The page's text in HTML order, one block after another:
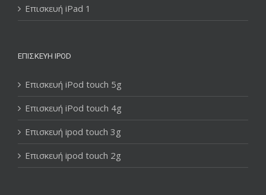
Επισκευή iPad 1
ΕΠΙΣΚΕΥΉ IPOD
Επισκευή iPod touch 5g
Επισκευή iPod touch 4g
Επισκευή ipod touch 3g
Επισκευή ipod touch 2g